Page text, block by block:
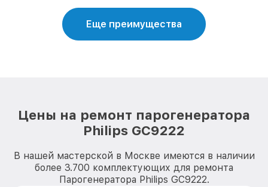
Еще преимущества
Цены на ремонт парогенератора
Philips GC9222
В нашей мастерской в Москве имеются в наличии
более 3.700 комплектующих для ремонта
Парогенератора Philips GC9222.